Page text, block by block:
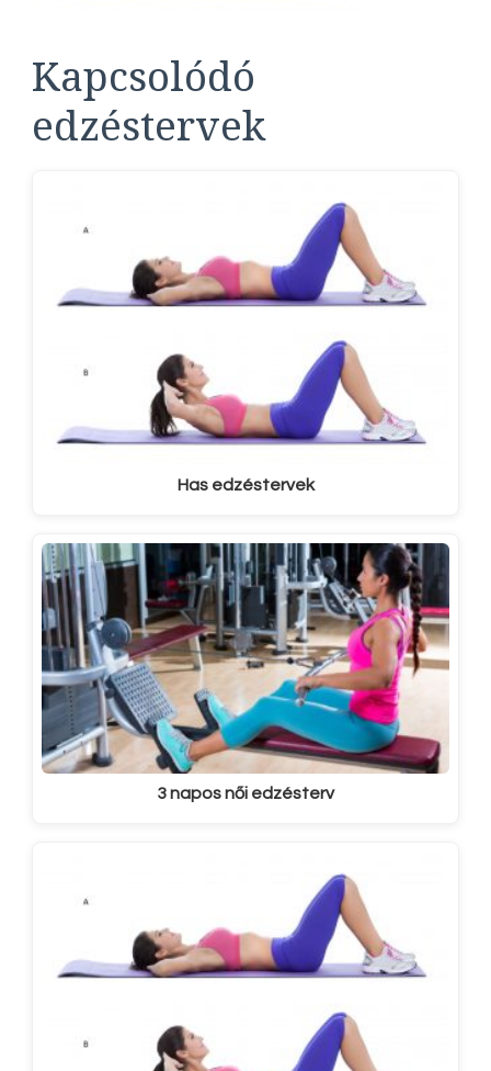
Kapcsolódó
edzéstervek
Has edzéstervek
3 napos női edzésterv